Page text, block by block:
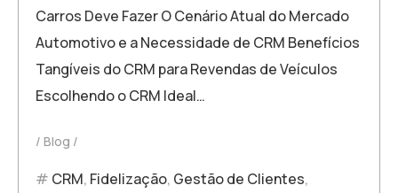
Carros Deve Fazer O Cenário Atual do Mercado
Automotivo e a Necessidade de CRM Benefícios
Tangíveis do CRM para Revendas de Veículos
Escolhendo o CRM Ideal…
Blog
CRM, Fidelização, Gestão de Clientes,